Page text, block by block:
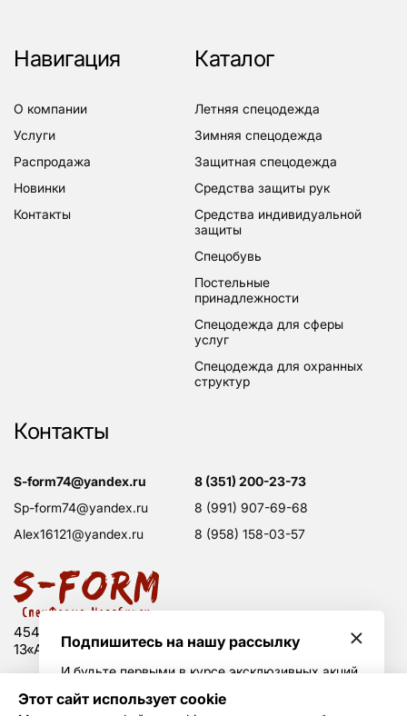
454008 Россия, г. Челябинск, Свердловский тракт,
13«А», оф. 203
Навигация
о компании
услуги
распродажа
новинки
контакты
Каталог
летняя спецодежда
зимняя спецодежда
защитная спецодежда
средства защиты рук
средства индивидуальной
защиты
спецобувь
постельные
принадлежности
спецодежда для сферы
услуг
спецодежда для охранных
структур
Контакты
s-form74@yandex.ru
sp-form74@yandex.ru
alex16121@yandex.ru
8 (351) 200-23-73
8 (991) 907-69-68
8 (958) 158-03-57
Политика конфиденциальности
Подпишитесь на нашу рассылку
И будьте первыми в курсе эксклюзивных акций
Этот сайт использует cookie